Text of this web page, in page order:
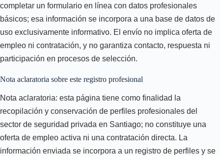
completar un formulario en línea con datos profesionales
básicos; esa información se incorpora a una base de datos de
uso exclusivamente informativo. El envío no implica oferta de
empleo ni contratación, y no garantiza contacto, respuesta ni
participación en procesos de selección.
Nota aclaratoria sobre este registro profesional
Nota aclaratoria: esta página tiene como finalidad la
recopilación y conservación de perfiles profesionales del
sector de seguridad privada en Santiago; no constituye una
oferta de empleo activa ni una contratación directa. La
información enviada se incorpora a un registro de perfiles y se